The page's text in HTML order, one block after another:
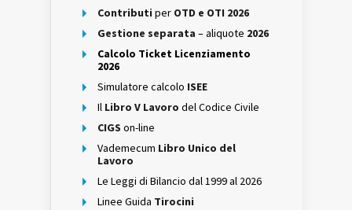
Contributi per OTD e OTI 2026
Gestione separata – aliquote 2026
Calcolo Ticket Licenziamento
2026
Simulatore calcolo ISEE
Il Libro V Lavoro del Codice Civile
CIGS on-line
Vademecum Libro Unico del
Lavoro
Le Leggi di Bilancio dal 1999 al 2026
Linee Guida Tirocini